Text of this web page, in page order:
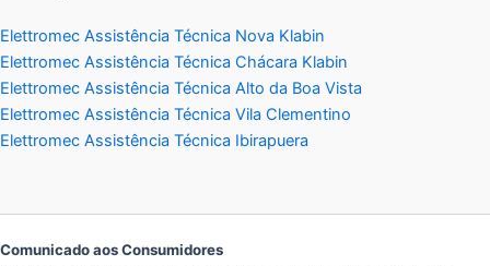
Elettromec Assistência Técnica Nova Klabin
Elettromec Assistência Técnica Chácara Klabin
Elettromec Assistência Técnica Alto da Boa Vista
Elettromec Assistência Técnica Vila Clementino
Elettromec Assistência Técnica Ibirapuera
Comunicado aos Consumidores